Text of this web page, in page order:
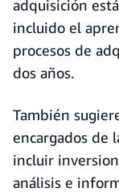
adquisición
incluido el
procesos de
dos años.
También
encargados de
incluir
análisis e